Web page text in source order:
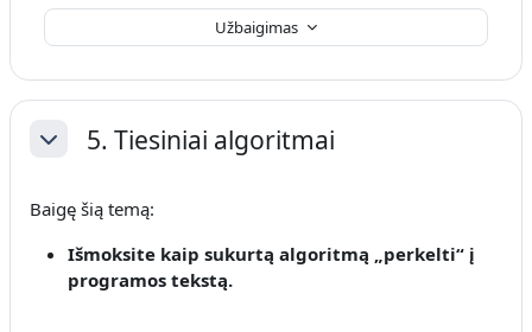
Užbaigimas
Sutraukti5. Tiesiniai algoritmai
Baigę šią temą:
Išmoksite kaip sukurtą algoritmą „perkelti“ į
programos tekstą.